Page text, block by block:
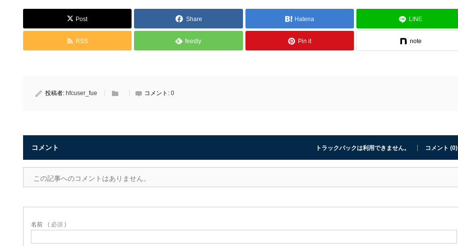
Post Share Hatena LINE
RSS feedly Pin it note
投稿者: hfcuser_fue コメント: 0
コメント トラックバックは利用できません。 コメント (0)
この記事へのコメントはありません。
名前 ( 必須 )